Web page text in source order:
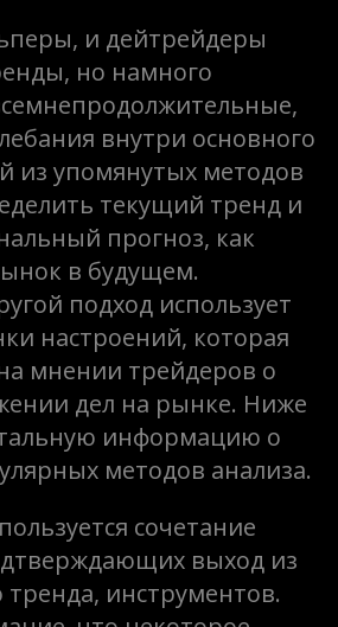
и дейтрейдеры
но намного
внутри основного
из упомянутых методов
текущий тренд и
прогноз, как
в будущем.
подход использует
настроений, которая
мнении трейдеров о
дел на рынке. Ниже
информацию о
методов анализа.
сочетание
выход из
тренда, инструментов.